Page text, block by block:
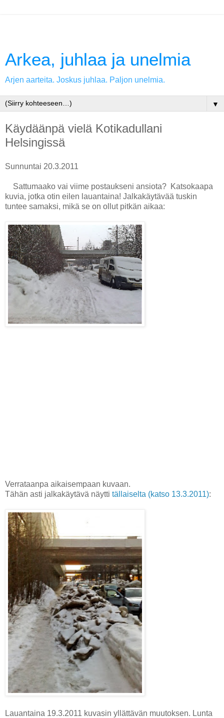
Arkea, juhlaa ja unelmia
Arjen aarteita. Joskus juhlaa. Paljon unelmia.
▼
Käydäänpä vielä Kotikadullani
Helsingissä
Sunnuntai 20.3.2011
Sattumaako vai viime postaukseni ansiota? Katsokaapa
kuvia, jotka otin eilen lauantaina! Jalkakäytävää tuskin
tuntee samaksi, mikä se on ollut pitkän aikaa:
Verrataanpa aikaisempaan kuvaan.
Tähän asti jalkakäytävä näytti tällaiselta (katso 13.3.2011):
Lauantaina 19.3.2011 kuvasin yllättävän muutoksen. Lunta